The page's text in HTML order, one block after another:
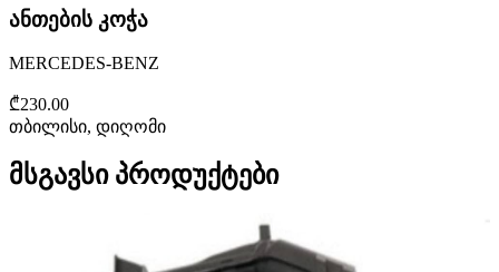
ანთების კოჭა
MERCEDES-BENZ
₾230.00
თბილისი, დიღომი
მსგავსი პროდუქტები